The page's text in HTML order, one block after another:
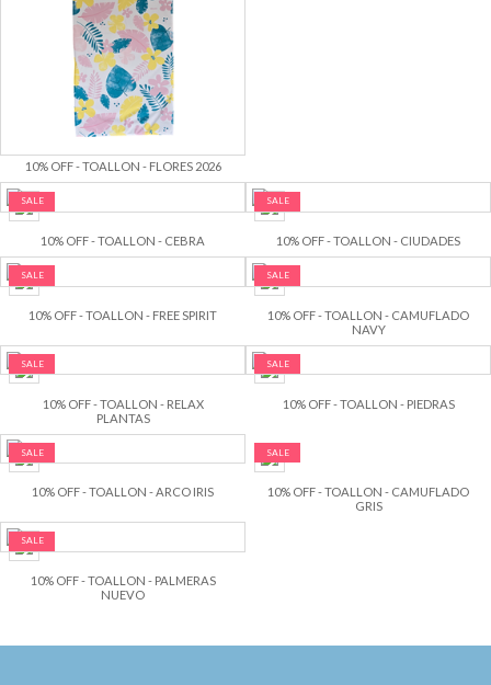
10% OFF - TOALLON - FLORES 2026
SALE
10% OFF - TOALLON - CEBRA
SALE
10% OFF - TOALLON - CIUDADES
SALE
10% OFF - TOALLON - FREE SPIRIT
SALE
10% OFF - TOALLON - CAMUFLADO
NAVY
SALE
10% OFF - TOALLON - RELAX
PLANTAS
SALE
10% OFF - TOALLON - PIEDRAS
SALE
10% OFF - TOALLON - ARCO IRIS
SALE
10% OFF - TOALLON - CAMUFLADO
GRIS
SALE
10% OFF - TOALLON - PALMERAS
NUEVO